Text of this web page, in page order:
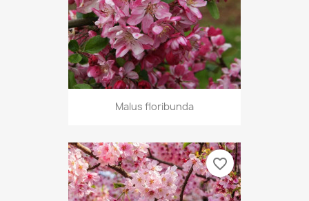
Malus floribunda
favorite_border